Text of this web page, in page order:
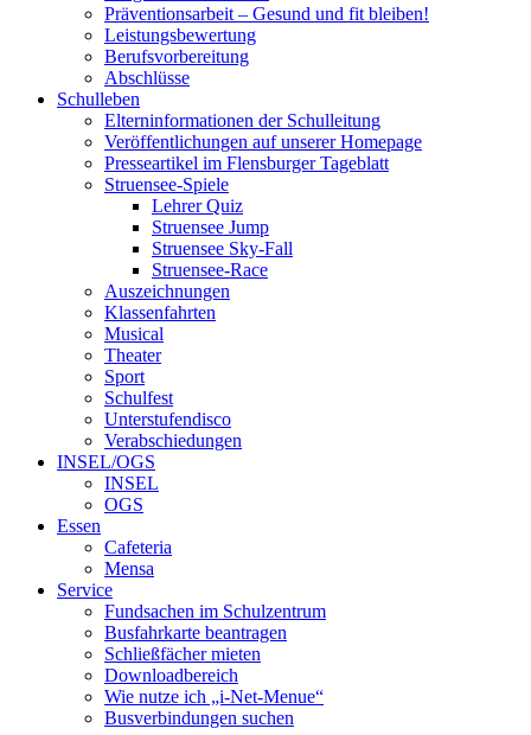
Präventionsarbeit – Gesund und fit bleiben!
Leistungsbewertung
Berufsvorbereitung
Abschlüsse
Schulleben
Elterninformationen der Schulleitung
Veröffentlichungen auf unserer Homepage
Presseartikel im Flensburger Tageblatt
Struensee-Spiele
Lehrer Quiz
Struensee Jump
Struensee Sky-Fall
Struensee-Race
Auszeichnungen
Klassenfahrten
Musical
Theater
Sport
Schulfest
Unterstufendisco
Verabschiedungen
INSEL/OGS
INSEL
OGS
Essen
Cafeteria
Mensa
Service
Fundsachen im Schulzentrum
Busfahrkarte beantragen
Schließfächer mieten
Downloadbereich
Wie nutze ich „i-Net-Menue“
Busverbindungen suchen